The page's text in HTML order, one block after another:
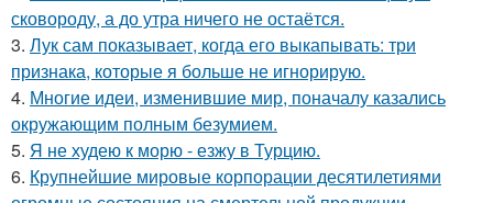
сковороду, а до утра ничего не остаётся.
3. Лук сам показывает, когда его выкапывать: три
признака, которые я больше не игнорирую.
4. Многие идеи, изменившие мир, поначалу казались
окружающим полным безумием.
5. Я не худею к морю - езжу в Турцию.
6. Крупнейшие мировые корпорации десятилетиями